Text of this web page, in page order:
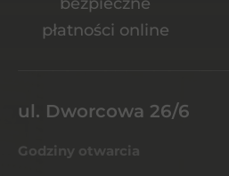
płatności online
ul. Dworcowa 26/6
Godziny otwarcia